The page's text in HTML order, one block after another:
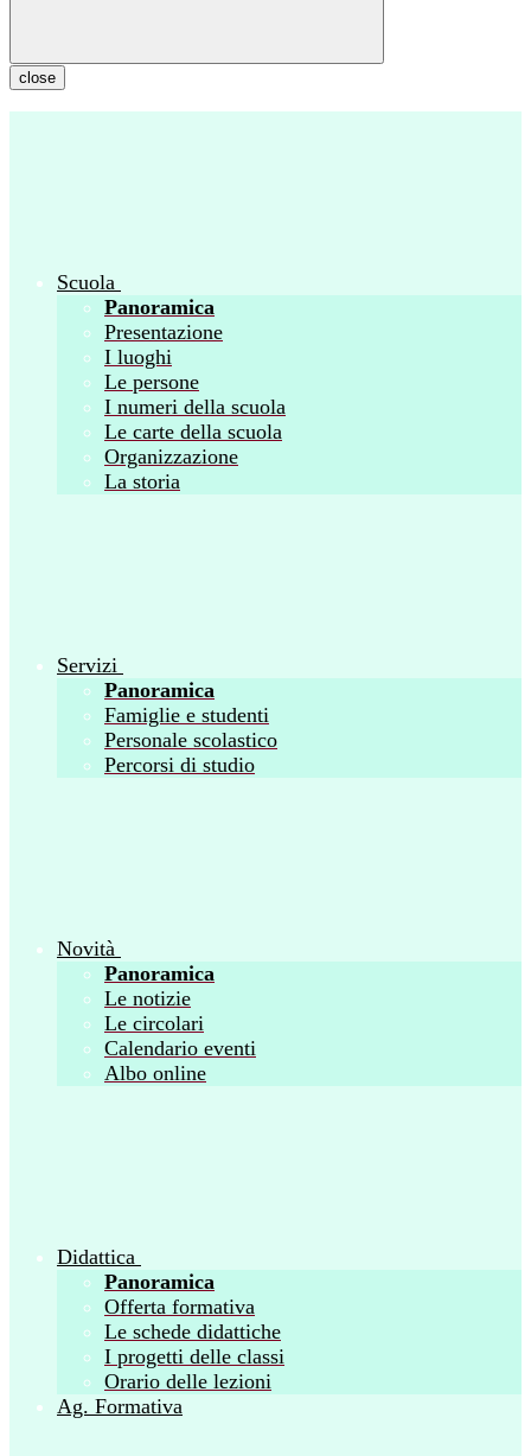
close
Scuola
Panoramica
Presentazione
I luoghi
Le persone
I numeri della scuola
Le carte della scuola
Organizzazione
La storia
Servizi
Panoramica
Famiglie e studenti
Personale scolastico
Percorsi di studio
Novità
Panoramica
Le notizie
Le circolari
Calendario eventi
Albo online
Didattica
Panoramica
Offerta formativa
Le schede didattiche
I progetti delle classi
Orario delle lezioni
Ag. Formativa